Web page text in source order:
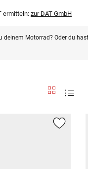
ermitteln:zur DAT GmbH
deinem Motorrad? Oder du